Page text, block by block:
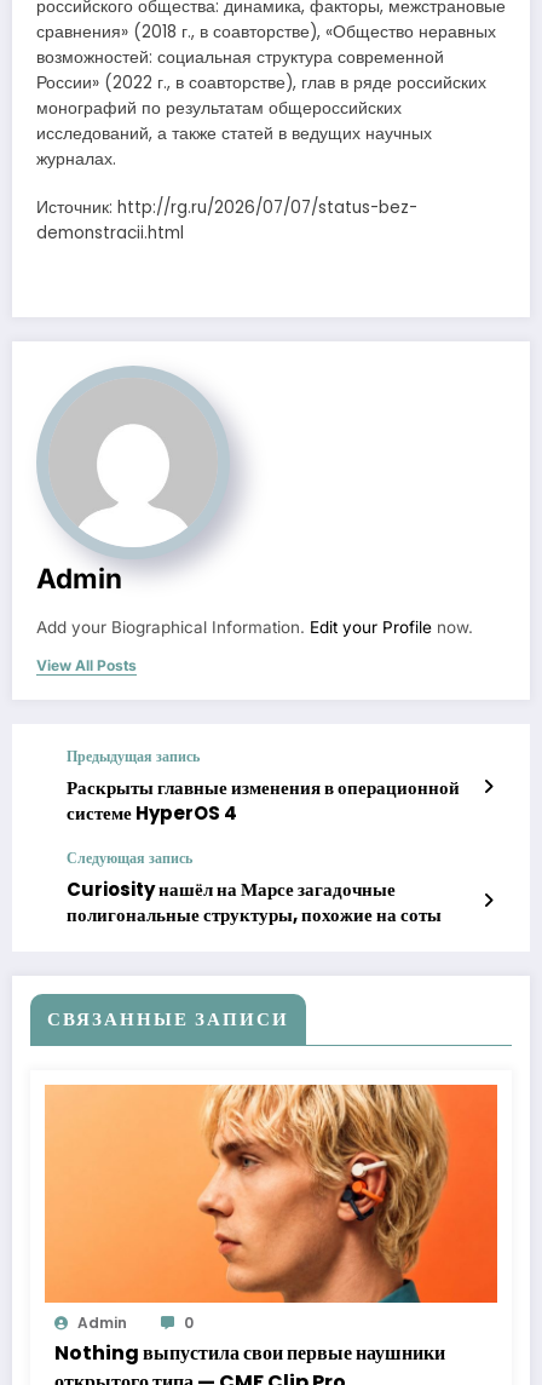
российского общества: динамика, факторы, межстрановые
сравнения» (2018 г., в соавторстве), «Общество неравных
возможностей: социальная структура современной
России» (2022 г., в соавторстве), глав в ряде российских
монографий по результатам общероссийских
исследований, а также статей в ведущих научных
журналах.
Источник: http://rg.ru/2026/07/07/status-bez-
demonstracii.html
Admin
Add your Biographical Information. Edit your Profile now.
View All Posts
Предыдущая запись
Раскрыты главные изменения в операционной
системе HyperOS 4
Следующая запись
Curiosity нашёл на Марсе загадочные
полигональные структуры, похожие на соты
СВЯЗАННЫЕ ЗАПИСИ
Admin 0
Nothing выпустила свои первые наушники